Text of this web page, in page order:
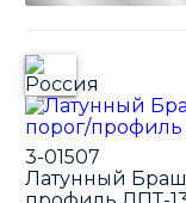
3-01507
Латунный